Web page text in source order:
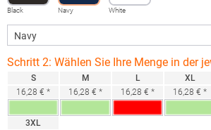
Black Navy White
Schritt 2: Wählen Sie Ihre Menge in der
S
16,28 € *
M
16,28 € *
L
16,28 € *
XL
16,28 € *
3XL